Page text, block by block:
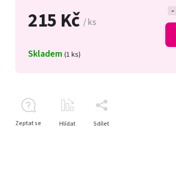
215 Kč / ks
Skladem (1 ks)
Zeptat se Hlídat Sdílet